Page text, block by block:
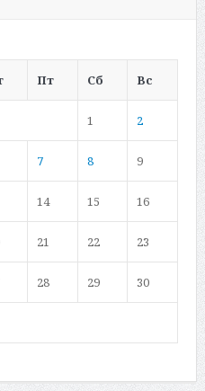
Пт Сб Вс
1 2
7 8 9
14 15 16
21 22 23
28 29 30